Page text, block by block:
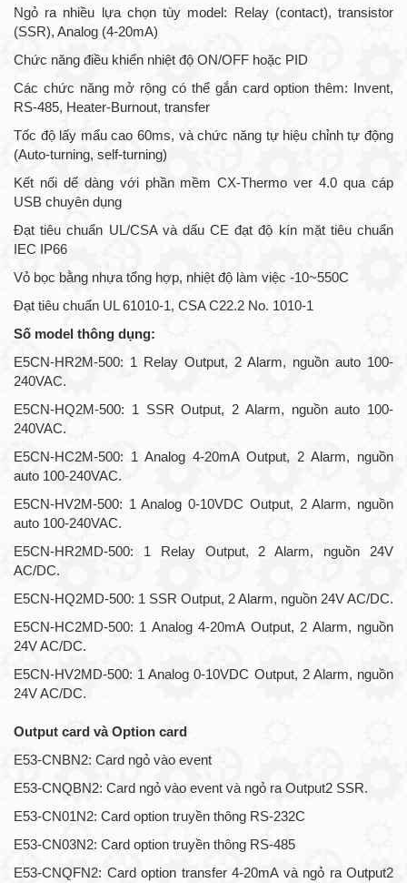
Ngỏ ra nhiều lựa chọn tùy model: Relay (contact), transistor
(SSR), Analog (4-20mA)
Chức năng điều khiển nhiệt độ ON/OFF hoặc PID
Các chức năng mở rộng có thể gắn card option thêm: Invent,
RS-485, Heater-Burnout, transfer
Tốc độ lấy mẩu cao 60ms, và chức năng tự hiệu chỉnh tự động
(Auto-turning, self-turning)
Kết nối dể dàng với phần mềm CX-Thermo ver 4.0 qua cáp
USB chuyên dụng
Đạt tiêu chuẩn UL/CSA và dấu CE đạt độ kín mặt tiêu chuẩn
IEC IP66
Vỏ bọc bằng nhựa tổng hợp, nhiệt độ làm việc -10~550C
Đạt tiêu chuẩn UL 61010-1, CSA C22.2 No. 1010-1
Số model thông dụng:
E5CN-HR2M-500: 1 Relay Output, 2 Alarm, nguồn auto 100-
240VAC.
E5CN-HQ2M-500: 1 SSR Output, 2 Alarm, nguồn auto 100-
240VAC.
E5CN-HC2M-500: 1 Analog 4-20mA Output, 2 Alarm, nguồn
auto 100-240VAC.
E5CN-HV2M-500: 1 Analog 0-10VDC Output, 2 Alarm, nguồn
auto 100-240VAC.
E5CN-HR2MD-500: 1 Relay Output, 2 Alarm, nguồn 24V
AC/DC.
E5CN-HQ2MD-500: 1 SSR Output, 2 Alarm, nguồn 24V AC/DC.
E5CN-HC2MD-500: 1 Analog 4-20mA Output, 2 Alarm, nguồn
24V AC/DC.
E5CN-HV2MD-500: 1 Analog 0-10VDC Output, 2 Alarm, nguồn
24V AC/DC.
Output card và Option card
E53-CNBN2: Card ngỏ vào event
E53-CNQBN2: Card ngỏ vào event và ngỏ ra Output2 SSR.
E53-CN01N2: Card option truyền thông RS-232C
E53-CN03N2: Card option truyền thông RS-485
E53-CNQFN2: Card option transfer 4-20mA và ngỏ ra Output2